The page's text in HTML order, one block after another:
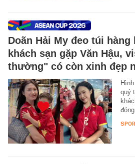
Doãn Hải My đeo túi hàng
khách sạn gặp Văn Hậu,
thường" có còn xinh đẹp
quý